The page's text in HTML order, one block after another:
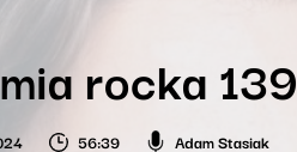
rocka 139
56:39 Adam Stasiak